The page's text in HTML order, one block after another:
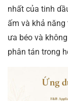
nhất của tinh
ấm và khả
ưa béo và
phân tán trong